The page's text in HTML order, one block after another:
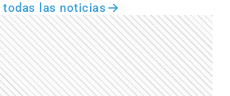
todas las noticias